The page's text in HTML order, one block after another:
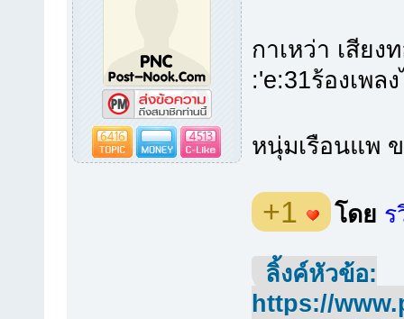
6416 4513
กาเหว่า เสีย
:'e:31ร้องเพ
หนุ่มเรือนแพ
+1 โดย ร
ลิ้งค์หัวข้อ:
https://